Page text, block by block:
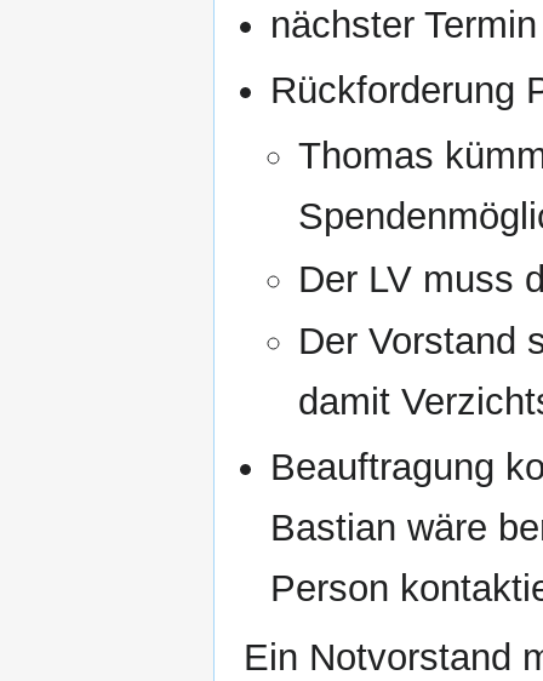
nächster
Rückforderung
Thomas
Der LV muss
Der Vorstand
damit
Beauftragung
Bastian wäre
Person
Ein Notvorstand